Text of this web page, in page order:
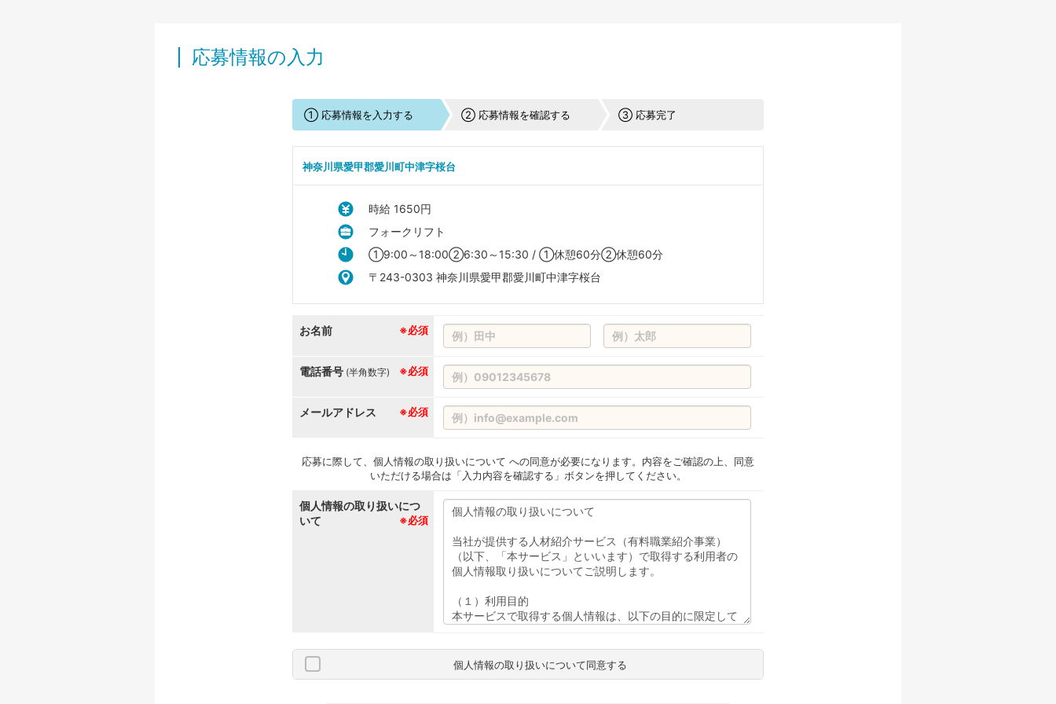
応募情報の入力
① 応募情報を入力する ② 応募情報を確認する ③ 応募完了
神奈川県愛甲郡愛川町中津字桜台
時給 1650円
フォークリフト
①9:00～18:00②6:30～15:30 / ①休憩60分②休憩60分
〒243-0303 神奈川県愛甲郡愛川町中津字桜台
お名前 ※必須
電話番号 ※必須
(半角数字)
メールアドレス ※必須
応募に際して、個人情報の取り扱いについて への同意が必要になります。内容をご確認の上、同意
いただける場合は「入力内容を確認する」ボタンを押してください。
個人情報の取り扱いにつ
いて
※必須
個人情報の取り扱いについて同意する